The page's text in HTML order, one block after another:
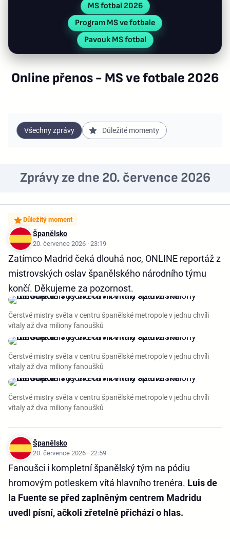
MS fotbal 2026
Program MS ve fotbale
Pavouk MS fotbal
Online přenos - MS ve fotbale 2026
Všechny zprávy Důležité momenty
Zprávy ze dne 20. července 2026
Důležitý moment
Španělsko
20. července 2026 · 23:19
Zatímco Madrid čeká dlouhá noc, ONLINE reportáž z
mistrovských oslav španělského národního týmu
končí. Děkujeme za pozornost.
Čerstvé mistry světa v centru španělské metropole v jednu chvíli
vítaly až dva miliony fanoušků
Čerstvé mistry světa v centru španělské metropole v jednu chvíli
vítaly až dva miliony fanoušků
Čerstvé mistry světa v centru španělské metropole v jednu chvíli
vítaly až dva miliony fanoušků
Španělsko
20. července 2026 · 22:59
Fanoušci i kompletní španělský tým na pódiu
hromovým potleskem vítá hlavního trenéra. Luis de
la Fuente se před zaplněným centrem Madridu
uvedl písní, ačkoli zřetelně přichází o hlas.